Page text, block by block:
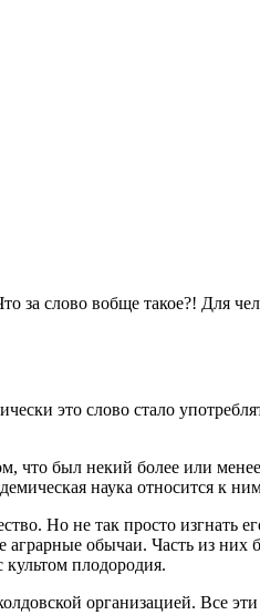
слово вобще такое?! Для
это слово стало
что был некий более или
наука относится к
Но не так просто изгнать
аграрные обычаи. Часть из них
плодородия.
организацией. Все